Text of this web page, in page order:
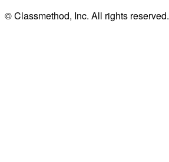
© Classmethod, Inc. All rights reserved.